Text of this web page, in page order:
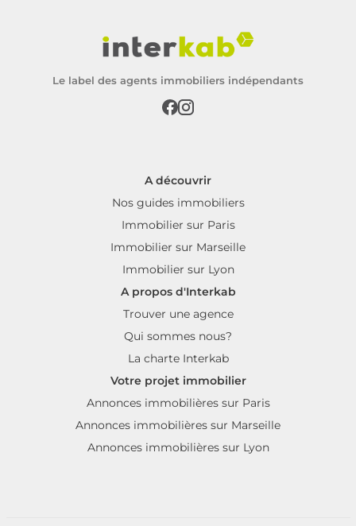
Le label des agents immobiliers indépendants
A découvrir
Nos guides immobiliers
Immobilier sur Paris
Immobilier sur Marseille
Immobilier sur Lyon
A propos d'Interkab
Trouver une agence
Qui sommes nous?
La charte Interkab
Votre projet immobilier
Annonces immobilières sur Paris
Annonces immobilières sur Marseille
Annonces immobilières sur Lyon